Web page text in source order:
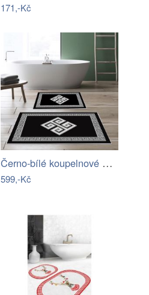
171,-Kč
Černo-bílé koupelnové předložky v sadě…
599,-Kč